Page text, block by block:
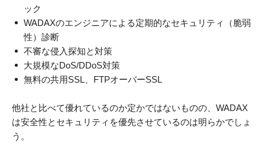
ック
WADAXのエンジニアによる定期的なセキュリティ（脆弱
性）診断
不審な侵入探知と対策
大規模なDoS/DDoS対策
無料の共用SSL、FTPオーバーSSL
他社と比べて優れているのか定かではないものの、WADAX
は安全性とセキュリティを優先させているのは明らかでしょ
う。